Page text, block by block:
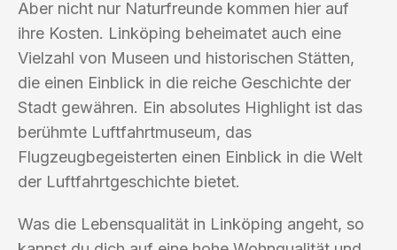
Aber nicht nur Naturfreunde kommen hier auf
ihre Kosten. Linköping beheimatet auch eine
Vielzahl von Museen und historischen Stätten,
die einen Einblick in die reiche Geschichte der
Stadt gewähren. Ein absolutes Highlight ist das
berühmte Luftfahrtmuseum, das
Flugzeugbegeisterten einen Einblick in die Welt
der Luftfahrtgeschichte bietet.
Was die Lebensqualität in Linköping angeht, so